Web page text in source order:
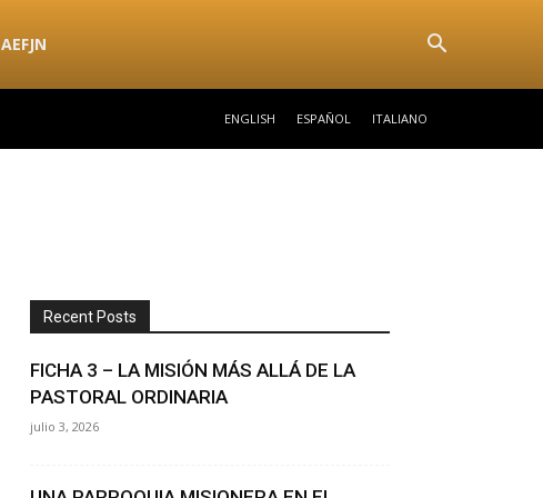
AEFJN
ENGLISH ESPAÑOL ITALIANO
Recent Posts
FICHA 3 – LA MISIÓN MÁS ALLÁ DE LA
PASTORAL ORDINARIA
julio 3, 2026